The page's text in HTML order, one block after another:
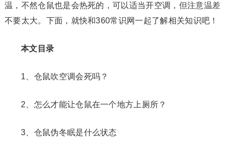
温，不然仓鼠也是会热死的，可以适当开空调，但注意温差
不要太大。下面，就快和360常识网一起了解相关知识吧！
本文目录
1、仓鼠吹空调会死吗？
2、怎么才能让仓鼠在一个地方上厕所？
3、仓鼠伪冬眠是什么状态